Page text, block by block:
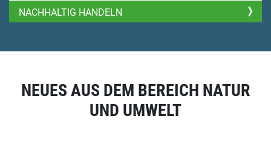
NACHHALTIG HANDELN
NEUES AUS DEM BEREICH NATUR
UND UMWELT